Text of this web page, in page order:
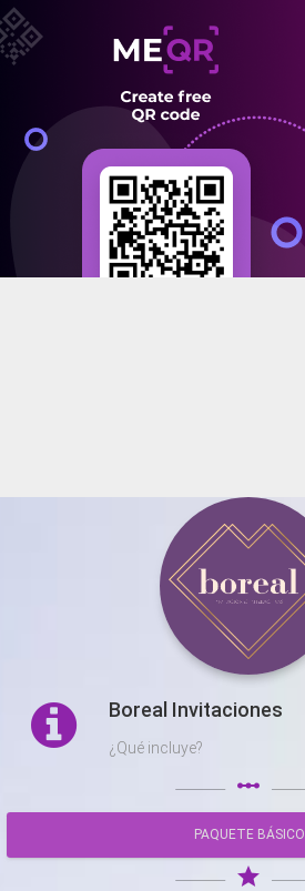
Boreal Invitaciones
¿Qué incluye?
linear_scale
PAQUETE BÁSICO
star